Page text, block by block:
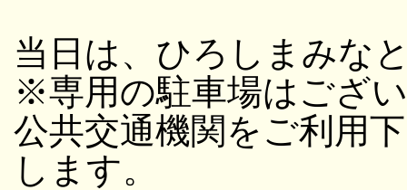
当日は、ひろしまみな
※専用の駐車場はござ
公共交通機関をご利用
します。